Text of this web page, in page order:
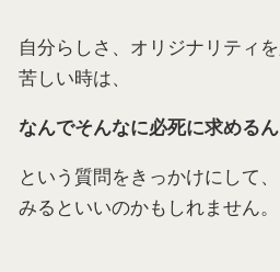
自分らしさ、オリジナリティ
苦しい時は、
なんでそんなに必死に求める
という質問をきっかけにして
みるといいのかもしれません。